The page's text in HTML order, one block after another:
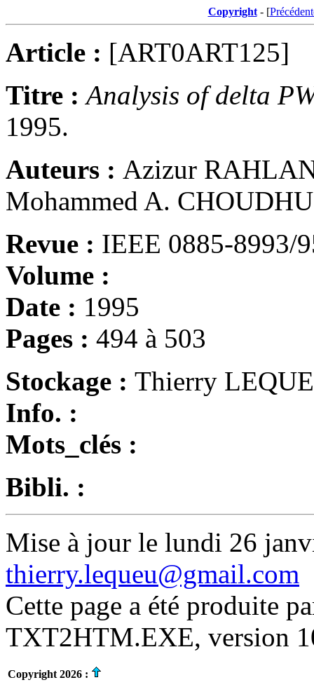
Copyright- [
Article : [ART0ART125]
Titre :Analysis of delta
1995.
Auteurs : Azizur
Mohammed A.
Revue : IEEE 0885-8993/
Volume :
Date : 1995
Pages : 494 à 503
Stockage : Thierry
Info. :
Mots_clés :
Bibli. :
Mise à jour le lundi 26
thierry.lequeu@gmail.com
Cette page a été produite
TXT2HTM.EXE, version
Copyright 2026 :